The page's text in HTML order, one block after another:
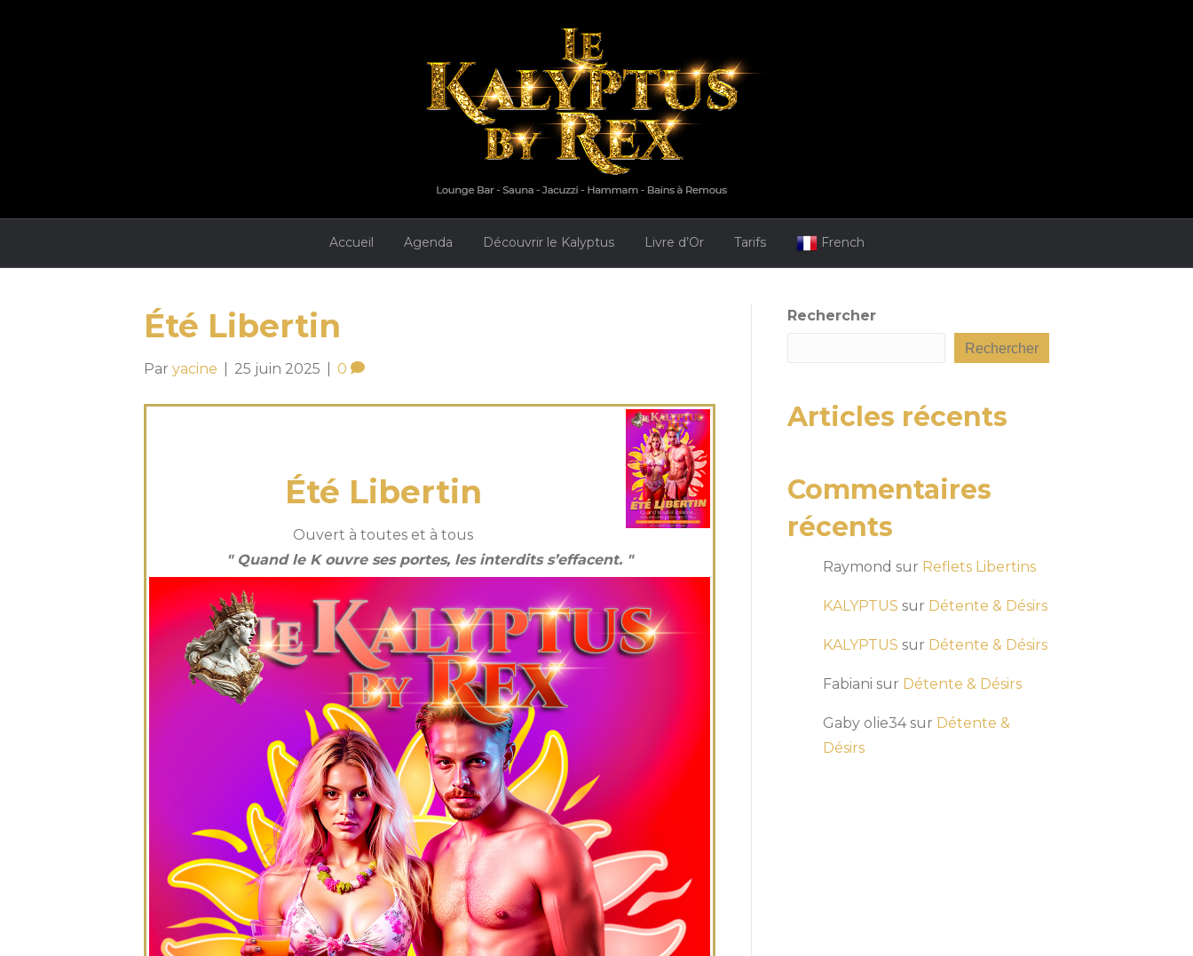
Accueil Agenda Découvrir le Kalyptus Livre d’Or Tarifs French
Été Libertin
Par yacine 25 juin 2025 0
Été Libertin
Ouvert à toutes et à tous
" Quand le K ouvre ses portes, les interdits s’effacent. "
Rechercher
Rechercher
Articles récents
Commentaires
récents
Raymond sur Reflets Libertins
KALYPTUS sur Détente & Désirs
KALYPTUS sur Détente & Désirs
Fabiani sur Détente & Désirs
Gaby olie34sur Détente &
Désirs